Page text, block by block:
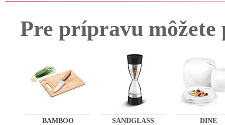
Pre prípravu
BAMBOO SANDGLASS DINE